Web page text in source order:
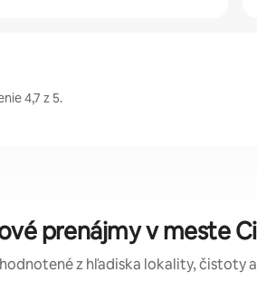
4,7 z 5.
prenájmy v meste
z hľadiska lokality, čistoty